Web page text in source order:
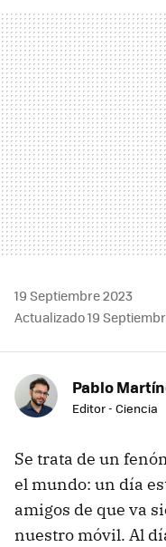
19 Septiembre 2023
Actualizado 19
Pablo
Editor - Ciencia
Se trata de un
el mundo: un día
amigos de que va
nuestro móvil. Al